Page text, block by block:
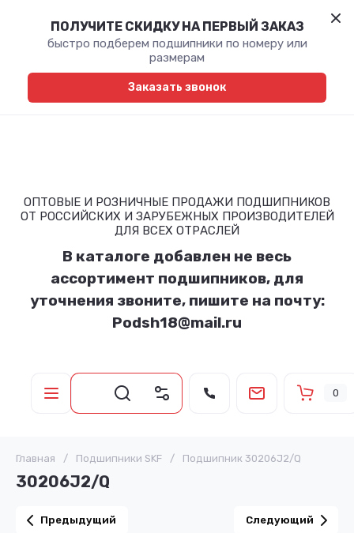
ПОЛУЧИТЕ СКИДКУ НА ПЕРВЫЙ ЗАКАЗ
быстро подберем подшипники по номеру или
размерам
Заказать звонок
ОПТОВЫЕ И РОЗНИЧНЫЕ ПРОДАЖИ ПОДШИПНИКОВ
ОТ РОССИЙСКИХ И ЗАРУБЕЖНЫХ ПРОИЗВОДИТЕЛЕЙ
ДЛЯ ВСЕХ ОТРАСЛЕЙ
В каталоге добавлен не весь
ассортимент подшипников, для
уточнения звоните, пишите на почту:
Podsh18@mail.ru
0
Главная / Подшипники SKF / Подшипник 30206J2/Q
30206J2/Q
Предыдущий Следующий